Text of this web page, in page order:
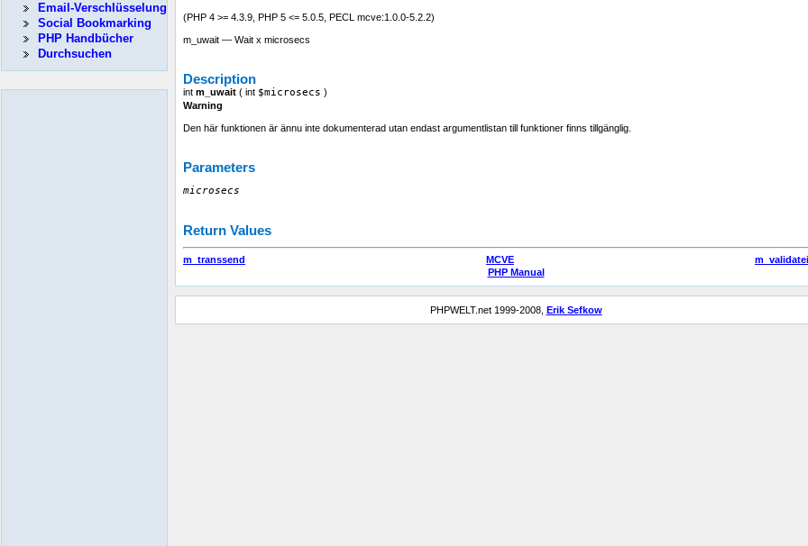
(PHP 4 >= 4.3.9, PHP 5 <= 5.0.5, PECL mcve:1.0.0-5.2.2)
m_uwait — Wait x microsecs
Description
int m_uwait ( int $microsecs )
Warning
Den här funktionen är ännu inte dokumenterad utan endast argumentlistan till funktioner finns tillgänglig.
Parameters
microsecs
Return Values
m_transsend
MCVE
PHP Manual
Email-Verschlüsselung
Social Bookmarking
PHP Handbücher
Durchsuchen
PHPWELT.net 1999-2008, Erik Sefkow